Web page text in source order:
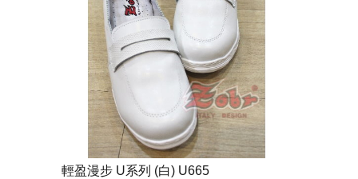
輕盈漫步 U系列 (白) U665